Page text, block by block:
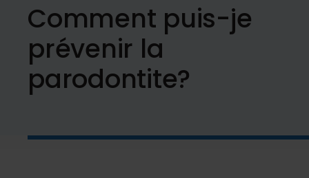
Comment puis-je
prévenir la
parodontite?